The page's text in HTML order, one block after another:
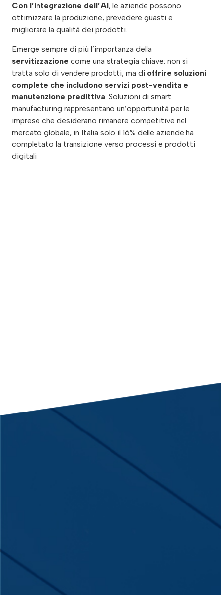
Con l’integrazione dell’AI, le aziende possono
ottimizzare la produzione, prevedere guasti e
migliorare la qualità dei prodotti.
Emerge sempre di più l’importanza della
servitizzazione come una strategia chiave: non si
tratta solo di vendere prodotti, ma di offrire soluzioni
complete che includono servizi post-vendita e
manutenzione predittiva . Soluzioni di smart
manufacturing rappresentano un’opportunità per le
imprese che desiderano rimanere competitive nel
mercato globale, in Italia solo il 16% delle aziende ha
completato la transizione verso processi e prodotti
digitali.